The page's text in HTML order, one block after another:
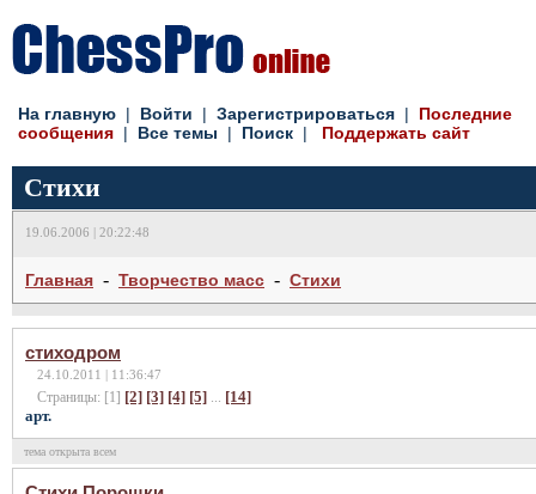
На главную | Войти | Зарегистрироваться | Последние
сообщения | Все темы | Поиск | Поддержать сайт
Стихи
19.06.2006 | 20:22:48
Главная - Творчество масс - Стихи
стиходром
24.10.2011 | 11:36:47
Страницы: [1] [2] [3] [4] [5] ... [14]
арт.
тема открыта всем